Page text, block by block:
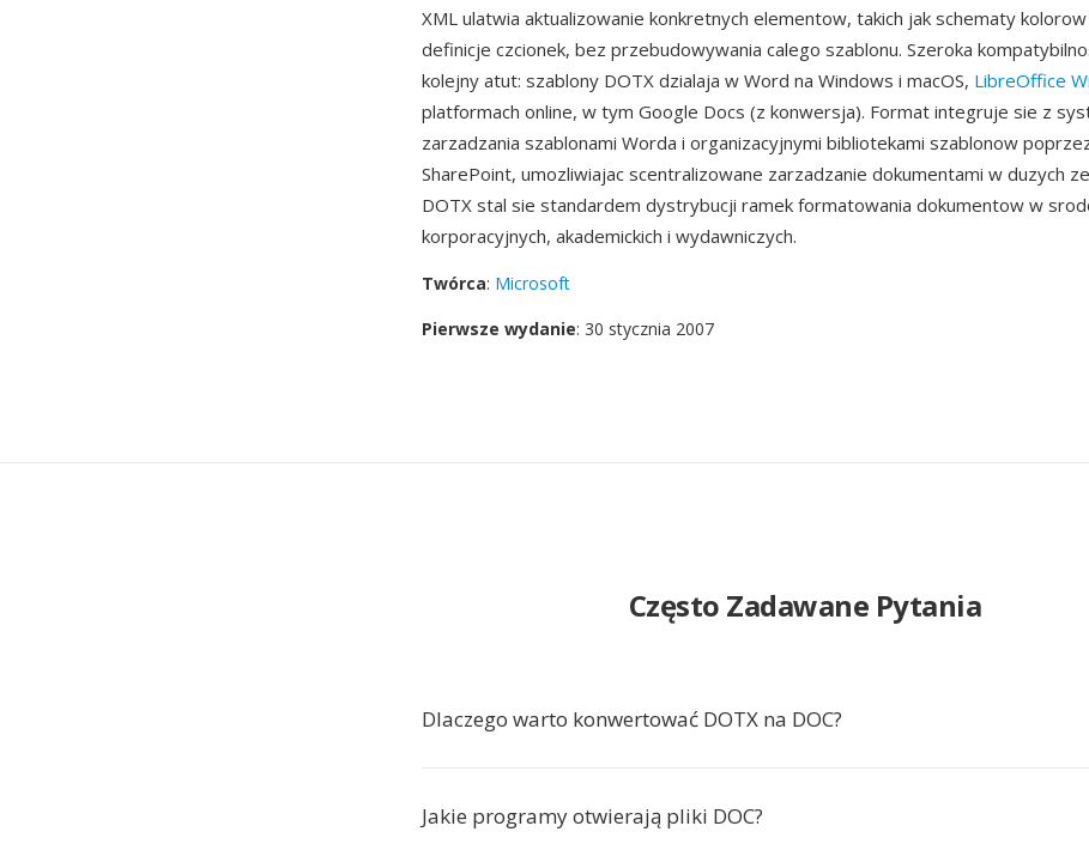
XML ulatwia aktualizowanie konkretnych elementow, takich jak schematy
definicje czcionek, bez przebudowywania calego szablonu. Szeroka
kolejny atut: szablony DOTX dzialaja w Word na Windows i macOS, LibreOffice
platformach online, w tym Google Docs (z konwersja). Format integruje sie z
zarzadzania szablonami Worda i organizacyjnymi bibliotekami szablonow
SharePoint, umozliwiajac scentralizowane zarzadzanie dokumentami w duzych
DOTX stal sie standardem dystrybucji ramek formatowania dokumentow w
korporacyjnych, akademickich i wydawniczych.
Twórca: Microsoft
Pierwsze wydanie: 30 stycznia 2007
Często Zadawane Pytania
Dlaczego warto konwertować DOTX na DOC?
Jakie programy otwierają pliki DOC?